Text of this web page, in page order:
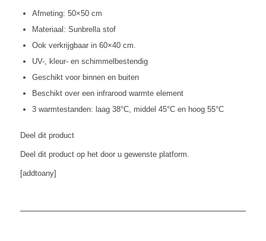
Afmeting: 50×50 cm
Materiaal: Sunbrella stof
Ook verkrijgbaar in 60×40 cm.
UV-, kleur- en schimmelbestendig
Geschikt voor binnen en buiten
Beschikt over een infrarood warmte element
3 warmtestanden: laag 38°C, middel 45°C en hoog 55°C
Deel dit product
Deel dit product op het door u gewenste platform.
[addtoany]